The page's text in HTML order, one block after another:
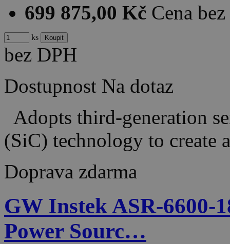
699 875,00 Kč Cena
ks
bez DPH
Dostupnost Na dotaz
Adopts third-generation
(SiC) technology to
Doprava zdarma
GW Instek ASR-6600-
Power Sourc…